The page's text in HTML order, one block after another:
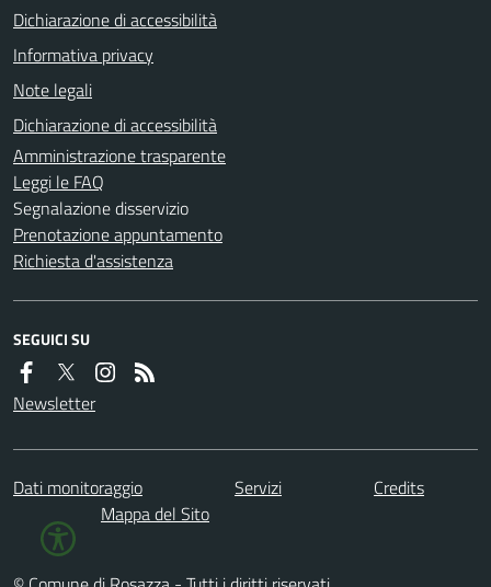
Dichiarazione di accessibilità
Informativa privacy
Note legali
Dichiarazione di accessibilità
Amministrazione trasparente
Leggi le FAQ
Segnalazione disservizio
Prenotazione appuntamento
Richiesta d'assistenza
SEGUICI SU
Newsletter
Dati monitoraggio Servizi
Credits
Mappa del Sito